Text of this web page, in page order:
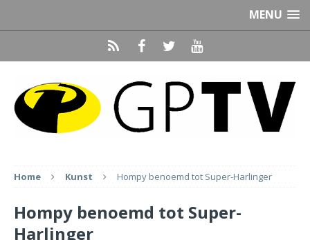
MENU
Home Kunst Hompy benoemd tot Super-Harlinger
Hompy benoemd tot Super-
Harlinger